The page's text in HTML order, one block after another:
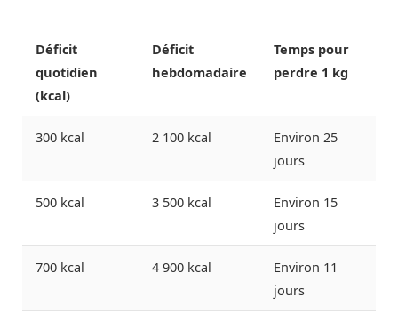
Déficit
quotidien
(kcal)
Déficit
hebdomadaire
Temps pour
perdre 1 kg
300 kcal 2 100 kcal
Environ 25
jours
500 kcal 3 500 kcal
Environ 15
jours
700 kcal 4 900 kcal
Environ 11
jours